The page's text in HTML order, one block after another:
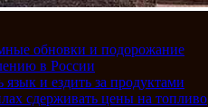
обновки и подорожание
в России
и ездить за продуктами
сдерживать цены на топливо